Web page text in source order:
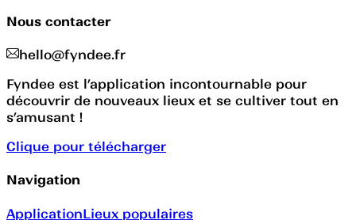
Nous contacter
hello@fyndee.fr
Fyndee est l’application incontournable pour
découvrir de nouveaux lieux et se cultiver tout en
s’amusant !
Clique pour télécharger
Navigation
ApplicationLieux populaires